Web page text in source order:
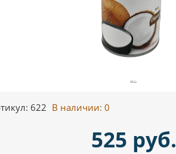
622 В наличии: 0
525 руб.